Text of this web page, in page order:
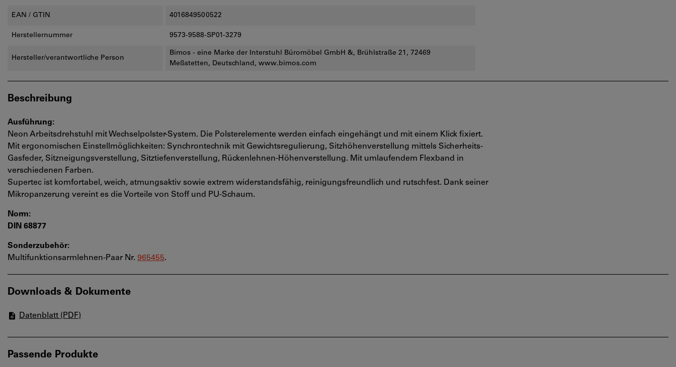
EAN / GTIN 4016849500522
Herstellernummer 9573-9588-SP01-3279
Hersteller/verantwortliche Person
Bimos - eine Marke der Interstuhl Büromöbel GmbH &, Brühlstraße 21, 72469
Meßstetten, Deutschland, www.bimos.com
Beschreibung
Ausführung:
Neon Arbeitsdrehstuhl mit Wechselpolster-System. Die Polsterelemente werden einfach eingehängt und mit einem Klick fixiert.
Mit ergonomischen Einstellmöglichkeiten: Synchrontechnik mit Gewichtsregulierung, Sitzhöhenverstellung mittels Sicherheits-
Gasfeder, Sitzneigungsverstellung, Sitztiefenverstellung, Rückenlehnen-Höhenverstellung. Mit umlaufendem Flexband in
verschiedenen Farben.
Supertec ist komfortabel, weich, atmungsaktiv sowie extrem widerstandsfähig, reinigungsfreundlich und rutschfest. Dank seiner
Mikropanzerung vereint es die Vorteile von Stoff und PU-Schaum.
Norm:
DIN 68877
Sonderzubehör:
Multifunktionsarmlehnen-Paar Nr. 965455.
Downloads & Dokumente
Datenblatt (PDF)
Passende Produkte